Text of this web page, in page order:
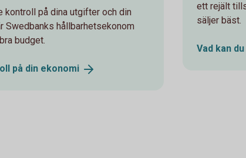
kontroll på dina utgifter och din
Swedbanks hållbarhetsekonom
budget.
på din ekonomi
ett rejält
säljer bäst.
Vad kan